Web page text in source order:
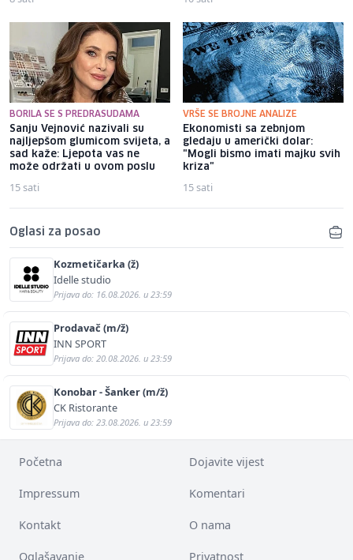
BORILA SE S PREDRASUDAMA
Sanju Vejnović nazivali su
najljepšom glumicom svijeta, a
sad kaže: Ljepota vas ne
može održati u ovom poslu
15 sati
VRŠE SE BROJNE ANALIZE
Ekonomisti sa zebnjom
gledaju u američki dolar:
"Mogli bismo imati majku svih
kriza"
15 sati
Oglasi za posao
Kozmetičarka (ž)
Idelle studio
Prijava do: 16.08.2026. u 23:59
Prodavač (m/ž)
INN SPORT
Prijava do: 20.08.2026. u 23:59
Konobar - Šanker (m/ž)
CK Ristorante
Prijava do: 23.08.2026. u 23:59
Početna Dojavite vijest
Impressum Komentari
Kontakt O nama
Oglašavanje Privatnost